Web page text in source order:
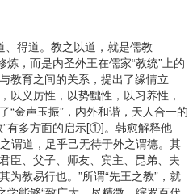
、得道。教之以道，就是儒教
，而是内圣外王在儒家“教统”上的
教育之间的关系，提出了缘情立
以义厉性，以势黜性，以习养性，
“金声玉振”，内外和谐，天人合一的
有多方面的启示[①]。韩愈解释他
谓道，足乎己无待于外之谓德。其
臣、父子、师友、宾主、昆弟、夫
教易行也。”所谓“先王之教”，就